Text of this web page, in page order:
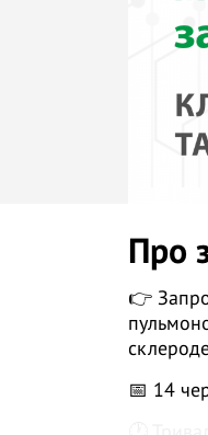
Про
👉
📅 14